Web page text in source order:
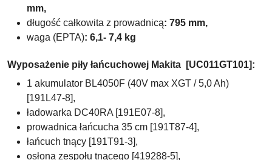
mm,
długość całkowita z prowadnicą: 795 mm,
waga (EPTA): 6,1- 7,4 kg
Wyposażenie piły łańcuchowej Makita [UC011GT101]:
1 akumulator BL4050F (40V max XGT / 5,0 Ah)
[191L47-8],
ładowarka DC40RA [191E07-8],
prowadnica łańcucha 35 cm [191T87-4],
łańcuch tnący [191T91-3],
osłona zespołu tnącego [419288-5],